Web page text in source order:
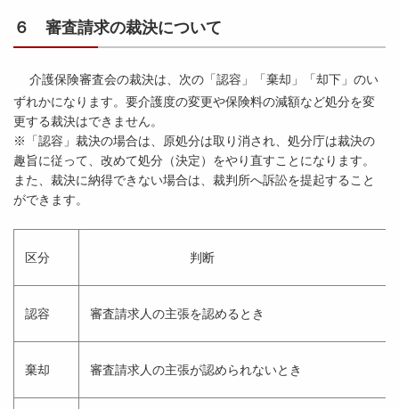
６ 審査請求の裁決について
介護保険審査会の裁決は、次の「認容」「棄却」「却下」のい
ずれかになります。要介護度の変更や保険料の減額など処分を変
更する裁決はできません。
※「認容」裁決の場合は、原処分は取り消され、処分庁は裁決の
趣旨に従って、改めて処分（決定）をやり直すことになります。
また、裁決に納得できない場合は、裁判所へ訴訟を提起すること
ができます。
区分 判断
認容 審査請求人の主張を認めるとき
棄却 審査請求人の主張が認められないとき